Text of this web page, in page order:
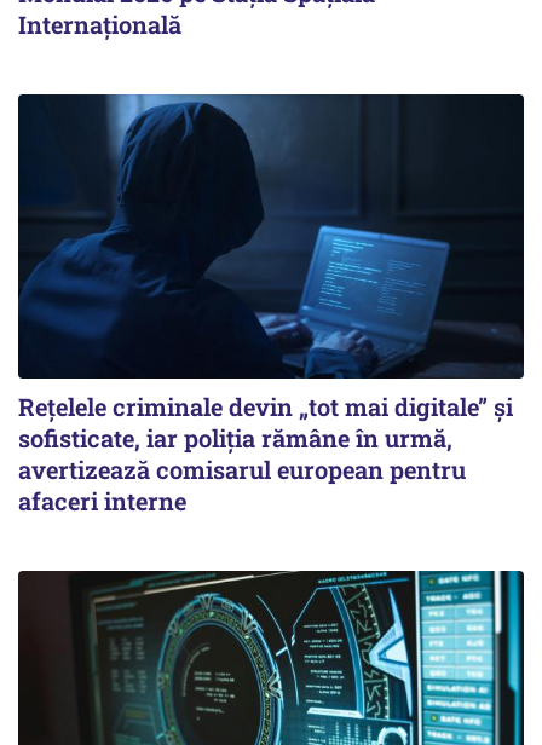
Internaţională
Rețelele criminale devin „tot mai digitale” și
sofisticate, iar poliția rămâne în urmă,
avertizează comisarul european pentru
afaceri interne